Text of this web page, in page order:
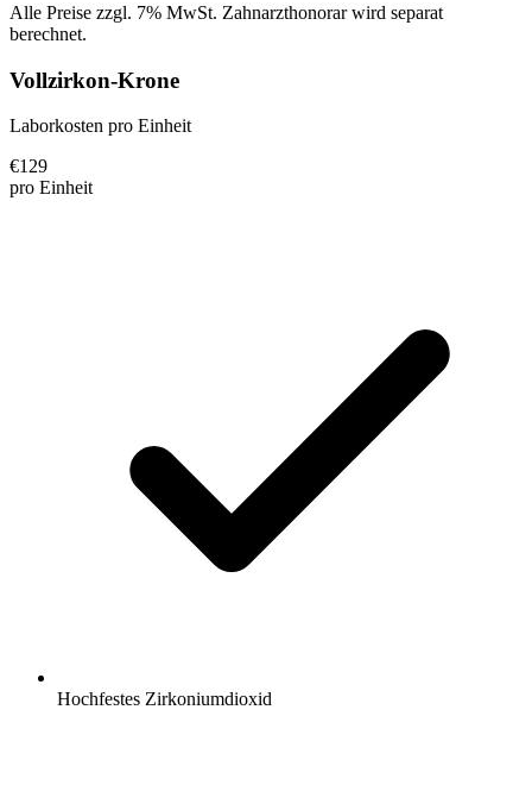
Alle Preise zzgl. 7% MwSt. Zahnarzthonorar wird separat
berechnet.
Vollzirkon-Krone
Laborkosten pro Einheit
€129
pro Einheit
Hochfestes Zirkoniumdioxid